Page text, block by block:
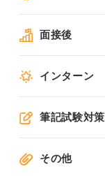
面接後
インターン
筆記試験対策
その他